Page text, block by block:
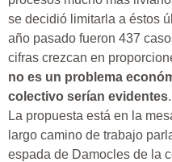
se decidió limitarla a éstos
año pasado fueron 437
cifras crezcan en
no es un problema
colectivo serían evidentes.
La propuesta está en la
largo camino de trabajo
espada de Damocles de la